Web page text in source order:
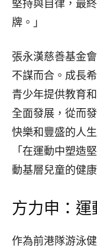
堅持與自律，最
牌。」
張永漢慈善基金
不謀而合。成長
青少年提供教育
全面發展，從而
快樂和豐盛的人
「在運動中塑造
動基層兒童的健
方力申：運
作為前港隊游泳